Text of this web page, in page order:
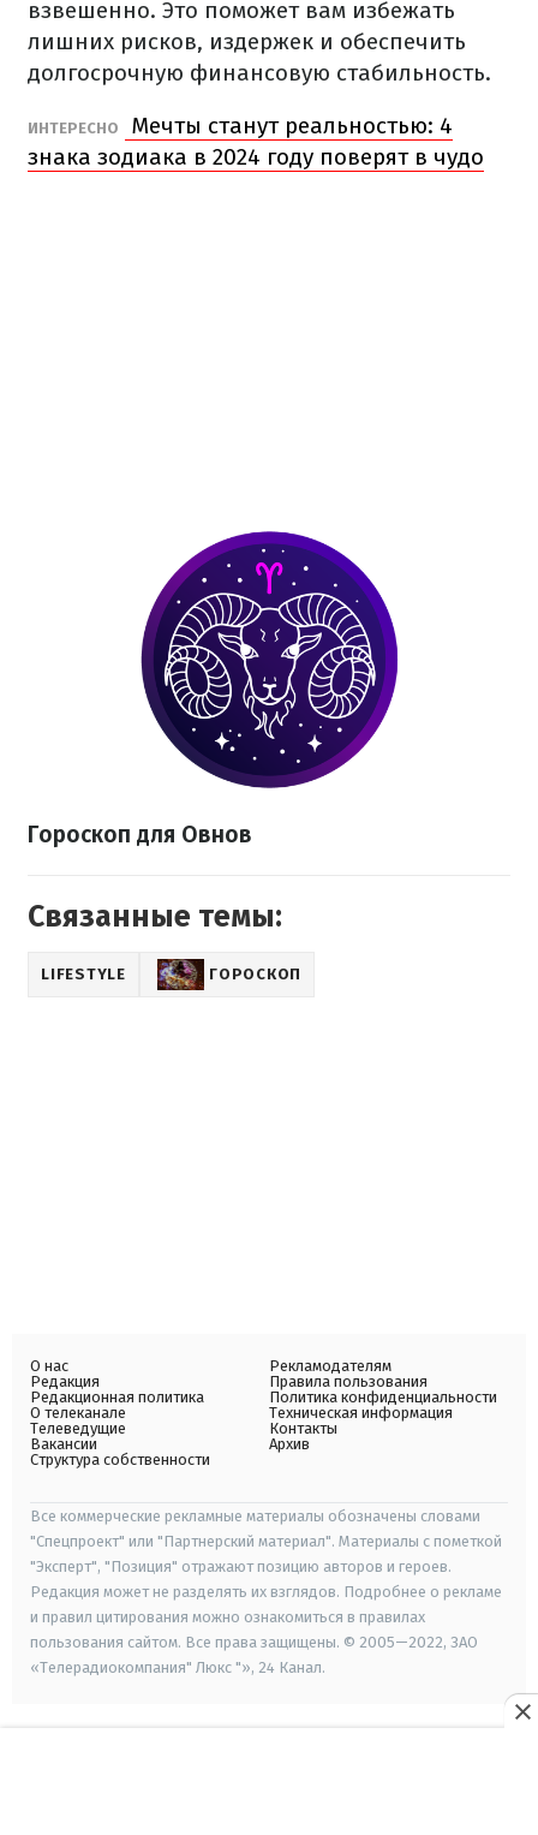
взвешенно. Это поможет вам избежать
лишних рисков, издержек и обеспечить
долгосрочную финансовую стабильность.
ИНТЕРЕСНО
Мечты станут реальностью: 4
знака зодиака в 2024 году поверят в чудо
Гороскоп для Овнов
Связанные темы:
LIFESTYLE ГОРОСКОП
О нас
Редакция
Редакционная политика
О телеканале
Телеведущие
Вакансии
Структура собственности
Рекламодателям
Правила пользования
Политика конфиденциальности
Техническая информация
Контакты
Архив
Все коммерческие рекламные материалы обозначены словами
"Спецпроект" или "Партнерский материал". Материалы с пометкой
"Эксперт", "Позиция" отражают позицию авторов и героев.
Редакция может не разделять их взглядов. Подробнее о рекламе
и правил цитирования можно ознакомиться в правилах
пользования сайтом. Все права защищены. © 2005—2022, ЗАО
«Телерадиокомпания" Люкс "», 24 Канал.